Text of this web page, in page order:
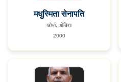
मधुस्मिता सेनापति
खोर्धा, ओडिशा
2000